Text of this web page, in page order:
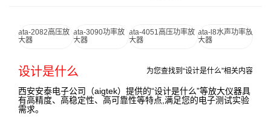
ata-2082高压放
大器
ata-3090功率放
大器
ata-4051高压功率放
大器
ata-l8水声功率放
大器
设计是什么 为您查找到“设计是什么”相关内容
西安安泰电子公司（aigtek）提供的“设计是什么”等放大仪器具
有高精度、高稳定性、高可靠性等特点,满足您的电子测试实验
需求。